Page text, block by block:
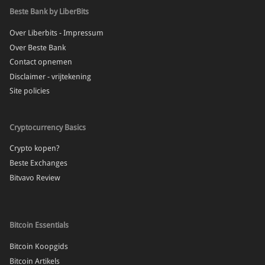
Beste Bank by LiberBits
Over Liberbits - Impressum
Over Beste Bank
Contact opnemen
Disclaimer - vrijtekening
Site policies
Cryptocurrency Basics
Crypto kopen?
Beste Exchanges
Bitvavo Review
Bitcoin Essentials
Bitcoin Koopgids
Bitcoin Artikels